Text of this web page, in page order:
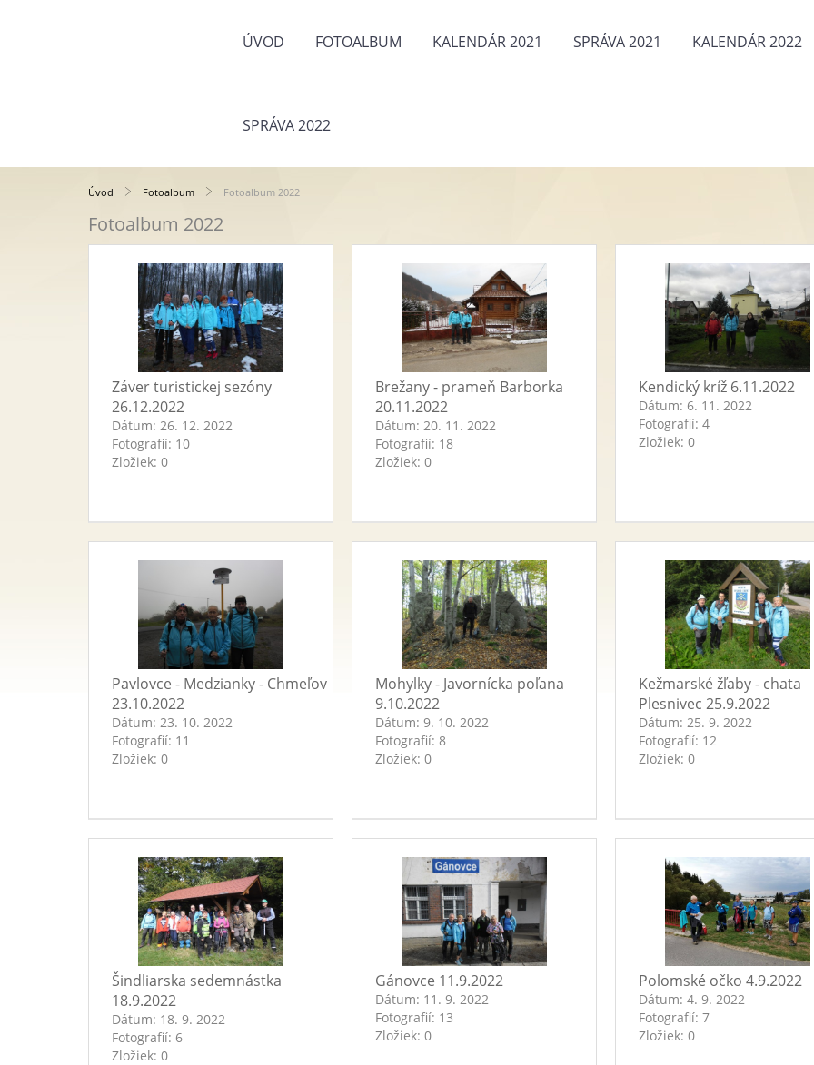
ÚVOD FOTOALBUM KALENDÁR 2021 SPRÁVA 2021 KALENDÁR 2022
SPRÁVA 2022
Úvod Fotoalbum Fotoalbum 2022
Fotoalbum 2022
Záver turistickej sezóny
26.12.2022
Dátum: 26. 12. 2022
Fotografií: 10
Zložiek: 0
Brežany - prameň Barborka
20.11.2022
Dátum: 20. 11. 2022
Fotografií: 18
Zložiek: 0
Kendický kríž 6.11.2022
Dátum: 6. 11. 2022
Fotografií: 4
Zložiek: 0
Pavlovce - Medzianky - Chmeľov
23.10.2022
Dátum: 23. 10. 2022
Fotografií: 11
Zložiek: 0
Mohylky - Javornícka poľana
9.10.2022
Dátum: 9. 10. 2022
Fotografií: 8
Zložiek: 0
Kežmarské žľaby - chata
Plesnivec 25.9.2022
Dátum: 25. 9. 2022
Fotografií: 12
Zložiek: 0
Šindliarska sedemnástka
18.9.2022
Dátum: 18. 9. 2022
Fotografií: 6
Zložiek: 0
Gánovce 11.9.2022
Dátum: 11. 9. 2022
Fotografií: 13
Zložiek: 0
Polomské očko 4.9.2022
Dátum: 4. 9. 2022
Fotografií: 7
Zložiek: 0